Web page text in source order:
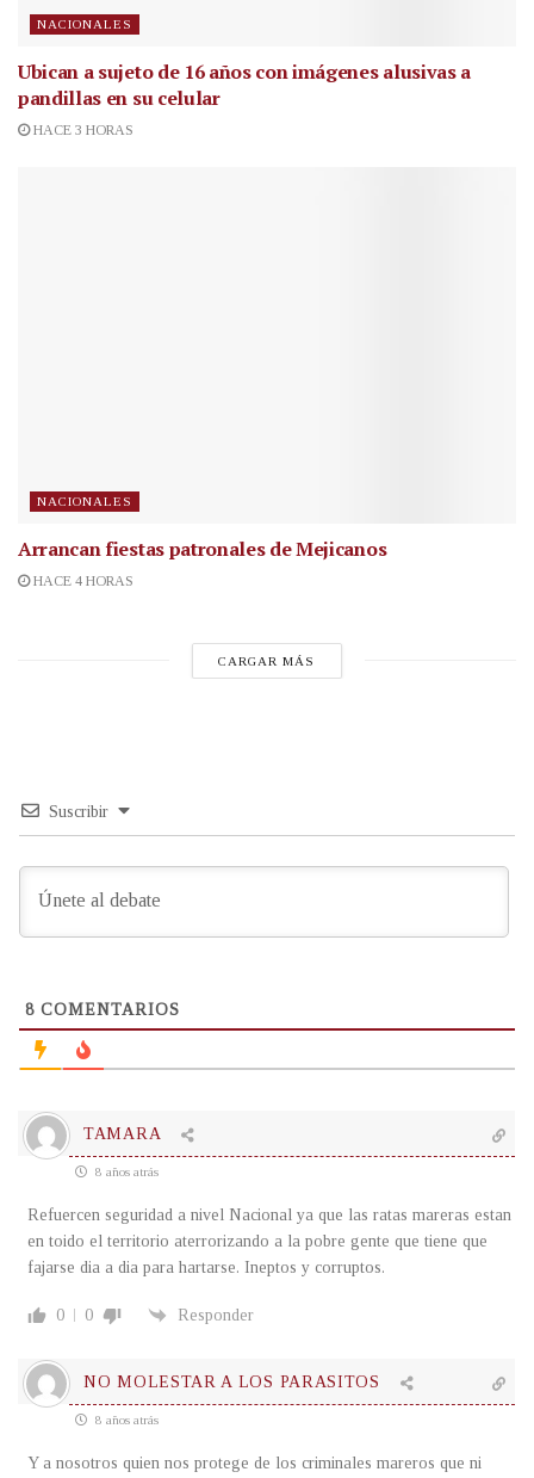
NACIONALES
Ubican a sujeto de 16 años con imágenes alusivas a
pandillas en su celular
HACE 3 HORAS
NACIONALES
Arrancan fiestas patronales de Mejicanos
HACE 4 HORAS
CARGAR MÁS
Suscribir
8 COMENTARIOS
TAMARA
8 años atrás
Refuercen seguridad a nivel Nacional ya que las ratas mareras estan
en toido el territorio aterrorizando a la pobre gente que tiene que
fajarse dia a dia para hartarse. Ineptos y corruptos.
0 0 Responder
NO MOLESTAR A LOS PARASITOS
8 años atrás
Y a nosotros quien nos protege de los criminales mareros que ni